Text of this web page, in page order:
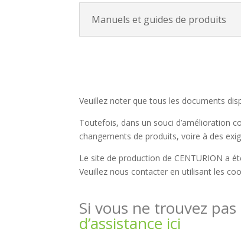
Manuels et guides de produits
Veuillez noter que tous les documents
Toutefois, dans un souci d’amélioration
changements de produits, voire à des
Le site de production de CENTURION a
Veuillez nous contacter en utilisant les
Si vous ne trouvez
d’assistance ici